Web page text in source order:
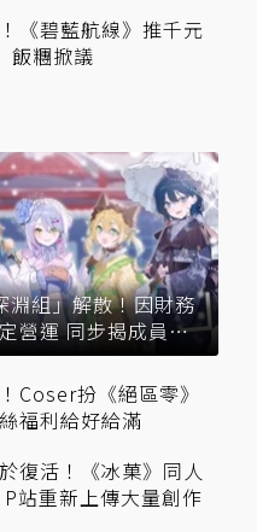
《碧藍航線》推千元
飯糰掀議
淵組」解散！因財務
營運 同步揭成員未
Coser扮《絕區零》
福利給好給滿
復活！《冰菓》同人
站重新上傳大量創作